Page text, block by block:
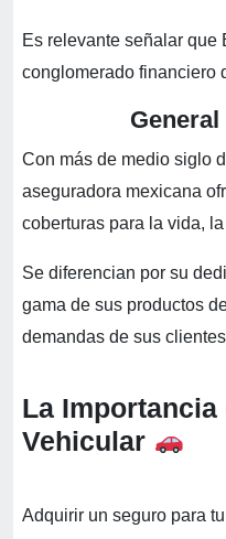
Es relevante señalar que
conglomerado financiero
Con más de medio siglo
aseguradora mexicana
coberturas para la vida,
Se diferencian por su
gama de sus productos
demandas de sus
La
Vehicular
Adquirir un seguro para tu